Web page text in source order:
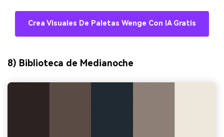
Crea Visuales De Paletas Wenge Con IA Gratis
8) Biblioteca de Medianoche